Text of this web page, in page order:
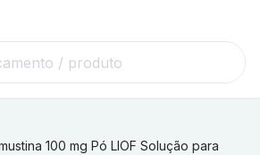
100 mg Pó LIOF Solução para